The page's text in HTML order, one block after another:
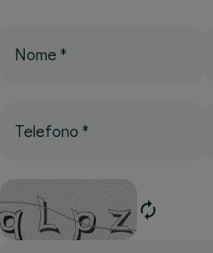
Nome *
Telefono *